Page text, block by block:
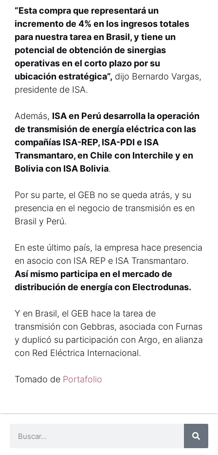
“Esta compra que representará un
incremento de 4% en los ingresos totales
para nuestra tarea en Brasil, y tiene un
potencial de obtención de sinergias
operativas en el corto plazo por su
ubicación estratégica”, dijo Bernardo Vargas,
presidente de ISA.
Además, ISA en Perú desarrolla la operación
de transmisión de energía eléctrica con las
compañías ISA-REP, ISA-PDI e ISA
Transmantaro, en Chile con Interchile y en
Bolivia con ISA Bolivia.
Por su parte, el GEB no se queda atrás, y su
presencia en el negocio de transmisión es en
Brasil y Perú.
En este último país, la empresa hace presencia
en asocio con ISA REP e ISA Transmantaro.
Así mismo participa en el mercado de
distribución de energía con Electrodunas.
Y en Brasil, el GEB hace la tarea de
transmisión con Gebbras, asociada con Furnas
y duplicó su participación con Argo, en alianza
con Red Eléctrica Internacional.
Tomado de Portafolio